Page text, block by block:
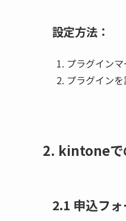
設定方法：
プラグイン
プラグイン
2. kintoneで
2.1 申込フ